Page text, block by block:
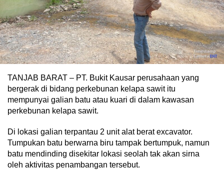
TANJAB BARAT – PT. Bukit Kausar perusahaan yang
bergerak di bidang perkebunan kelapa sawit itu
mempunyai galian batu atau kuari di dalam kawasan
perkebunan kelapa sawit.
Di lokasi galian terpantau 2 unit alat berat excavator.
Tumpukan batu berwarna biru tampak bertumpuk, namun
batu mendinding disekitar lokasi seolah tak akan sirna
oleh aktivitas penambangan tersebut.